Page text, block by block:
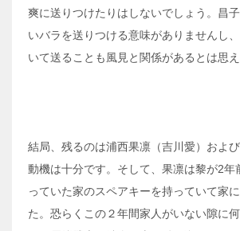
爽に送りつけたりはしないでしょう。昌
いバラを送りつける意味がありませんし
いて送ることも風見と関係があるとは思え
結局、残るのは浦西果凛（吉川愛）および
動機は十分です。そして、果凛は黎が2年
っていた家のスペアキーを持っていて家
た。恐らくこの２年間家人がいない隙に